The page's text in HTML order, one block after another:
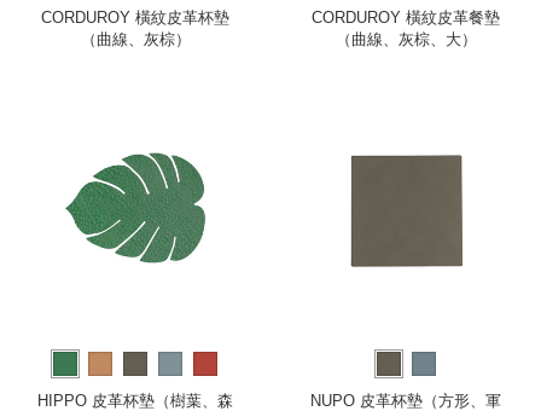
CORDUROY 橫紋皮革杯墊
（曲線、灰棕）
CORDUROY 橫紋皮革餐墊
（曲線、灰棕、大）
HIPPO 皮革杯墊（樹葉、森
NUPO 皮革杯墊（方形、軍